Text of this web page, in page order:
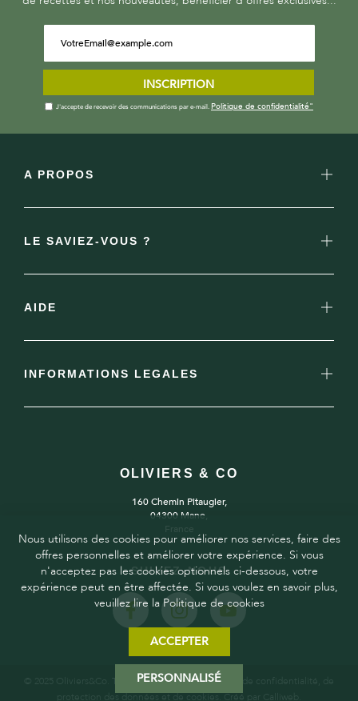
INSCRIPTION
J'accepte de recevoir des communications par e-mail. Politique de confidentialité"
A PROPOS
LE SAVIEZ-VOUS ?
AIDE
INFORMATIONS LEGALES
OLIVIERS & CO
160 Chemin Pitaugier,
04300 Mane,
France
SUIVEZ-NOUS
© 2025 Oliviers&Co. Tous droits réservés.Politique de confidentialité, de
protection des données et de cookies. Créé par Calliweb.
Nous utilisons des cookies pour améliorer nos services, faire des
offres personnelles et améliorer votre expérience. Si vous
n'acceptez pas les cookies optionnels ci-dessous, votre
expérience peut en être affectée. Si vous voulez en savoir plus,
veuillez lire la Politique de cookies
ACCEPTER
PERSONNALISÉ